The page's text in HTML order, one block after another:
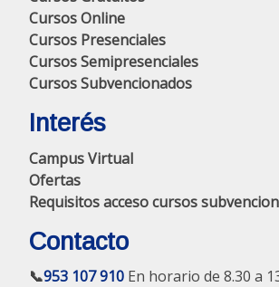
Cursos Online
Cursos Presenciales
Cursos Semipresenciales
Cursos Subvencionados
Interés
Campus Virtual
Ofertas
Requisitos acceso cursos
Contacto
📞953 107 910 En horario de 8.30 a